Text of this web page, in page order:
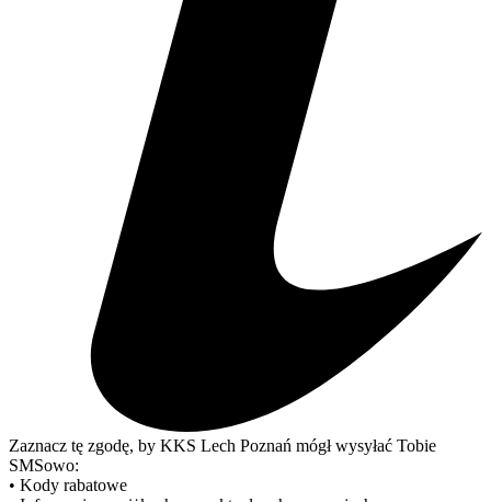
Zaznacz tę zgodę, by KKS Lech Poznań mógł wysyłać Tobie
SMSowo:
• Kody rabatowe